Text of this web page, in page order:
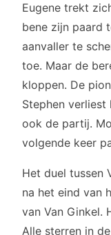
Eugene trekt
bene zijn paard
aanvaller te
toe. Maar de
kloppen. De
Stephen
ook de partij.
volgende keer
Het duel tussen
na het eind van
van Van Ginkel.
Alle sterren in